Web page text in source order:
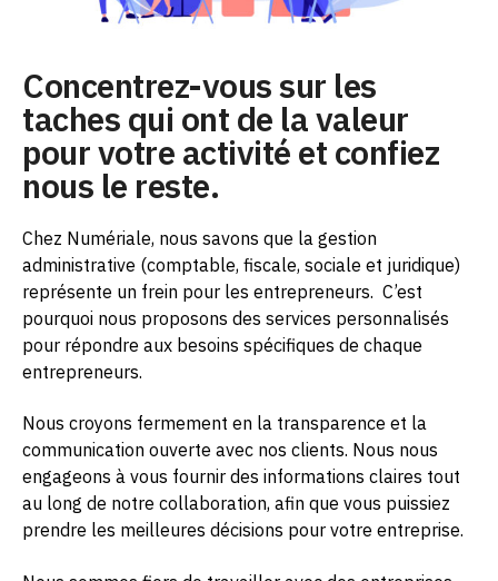
Concentrez-vous sur les
taches qui ont de la valeur
pour votre activité et confiez
nous le reste.
Chez Numériale, nous savons que la gestion
administrative (comptable, fiscale, sociale et juridique)
représente un frein pour les entrepreneurs. C’est
pourquoi nous proposons des services personnalisés
pour répondre aux besoins spécifiques de chaque
entrepreneurs.
Nous croyons fermement en la transparence et la
communication ouverte avec nos clients. Nous nous
engageons à vous fournir des informations claires tout
au long de notre collaboration, afin que vous puissiez
prendre les meilleures décisions pour votre entreprise.